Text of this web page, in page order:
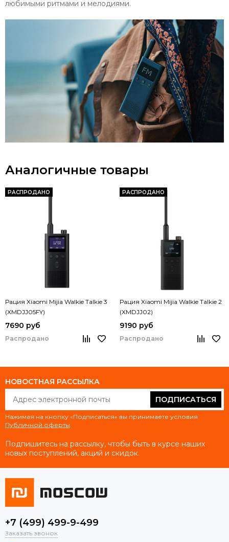
любимыми ритмами и мелодиями.
Аналогичные товары
РАСПРОДАНО
Рация Xiaomi Mijia Walkie Talkie 3
(XMDJJ05FY)
7690 руб
Распродано
РАСПРОДАНО
Рация Xiaomi Mijia Walkie Talkie 2
(XMDJJ02)
9190 руб
Распродано
НОВОСТНАЯ РАССЫЛКА
ПОДПИСАТЬСЯ
Нажимая на кнопку «Подписаться» вы принимаете условия
Публичной оферты.
Подпишитесь на рассылку, чтобы быть в курсе наших
новых поступлений, акций и скидок.
+7 (499) 499-9-499
Заказать звонок